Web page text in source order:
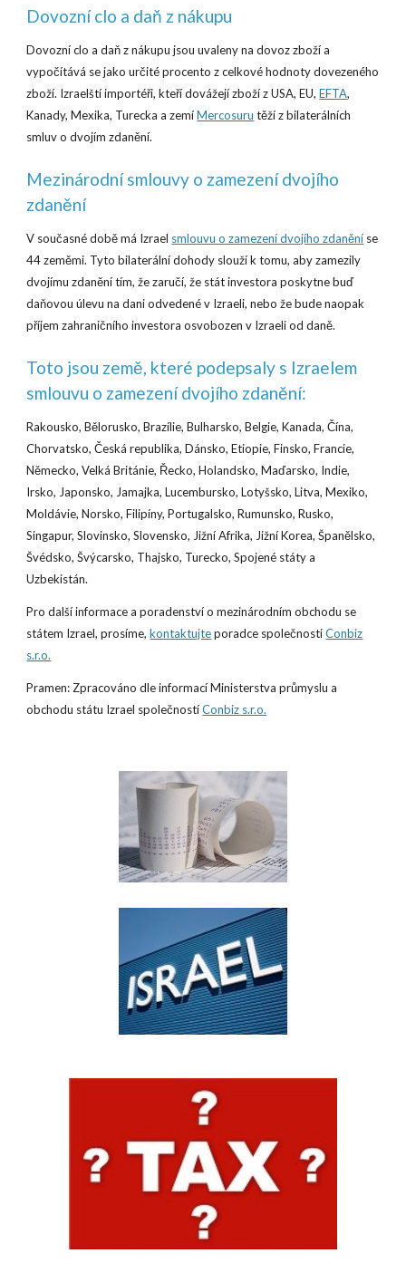
Dovozní clo a daň z nákupu
Dovozní clo a daň z nákupu jsou uvaleny na dovoz zboží a
vypočítává se jako určité procento z celkové hodnoty dovezeného
zboží. Izraelští importéři, kteří dovážejí zboží z USA, EU, EFTA,
Kanady, Mexika, Turecka a zemí Mercosuru těží z bilaterálních
smluv o dvojím zdanění.
Mezinárodní smlouvy o zamezení dvojího
zdanění
V současné době má Izrael smlouvu o zamezení dvojího zdanění se
44 zeměmi. Tyto bilaterální dohody slouží k tomu, aby zamezily
dvojímu zdanění tím, že zaručí, že stát investora poskytne buď
daňovou úlevu na dani odvedené v Izraeli, nebo že bude naopak
příjem zahraničního investora osvobozen v Izraeli od daně.
Toto jsou země, které podepsaly s Izraelem
smlouvu o zamezení dvojího zdanění:
Rakousko, Bělorusko, Brazílie, Bulharsko, Belgie, Kanada, Čína,
Chorvatsko, Česká republika, Dánsko, Etiopie, Finsko, Francie,
Německo, Velká Británie, Řecko, Holandsko, Maďarsko, Indie,
Irsko, Japonsko, Jamajka, Lucembursko, Lotyšsko, Litva, Mexiko,
Moldávie, Norsko, Filipíny, Portugalsko, Rumunsko, Rusko,
Singapur, Slovinsko, Slovensko, Jižní Afrika, Jižní Korea, Španělsko,
Švédsko, Švýcarsko, Thajsko, Turecko, Spojené státy a
Uzbekistán.
Pro další informace a poradenství o mezinárodním obchodu se
státem Izrael, prosíme, kontaktujteporadce společnosti Conbiz
s.r.o.
Pramen: Zpracováno dle informací Ministerstva průmyslu a
obchodu státu Izrael společností Conbiz s.r.o.